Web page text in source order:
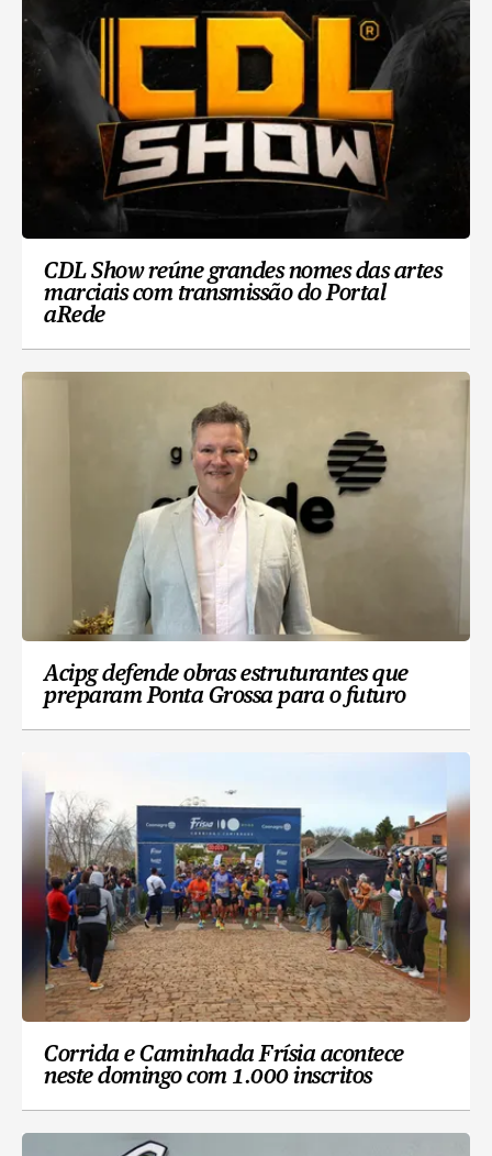
CDL Show reúne grandes nomes das artes
marciais com transmissão do Portal
aRede
Acipg defende obras estruturantes que
preparam Ponta Grossa para o futuro
Corrida e Caminhada Frísia acontece
neste domingo com 1.000 inscritos